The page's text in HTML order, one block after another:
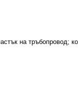
на тръбопровод;